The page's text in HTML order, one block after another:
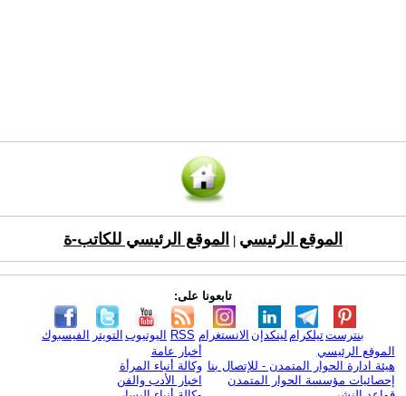
الموقع الرئيسي الموقع الرئيسي للكاتب-ة
تابعونا على:
الفيسبوك التويتر اليوتيوب RSS الانستغرام لينكدإن تيلكرامبنترست
الموقع الرئيسي
هيئة ادارة الحوار المتمدن - للإتصال بنا
إحصائيات مؤسسة الحوار المتمدن
أخبار عامة
وكالة أنباء المرأة
اخبار الأدب والفن